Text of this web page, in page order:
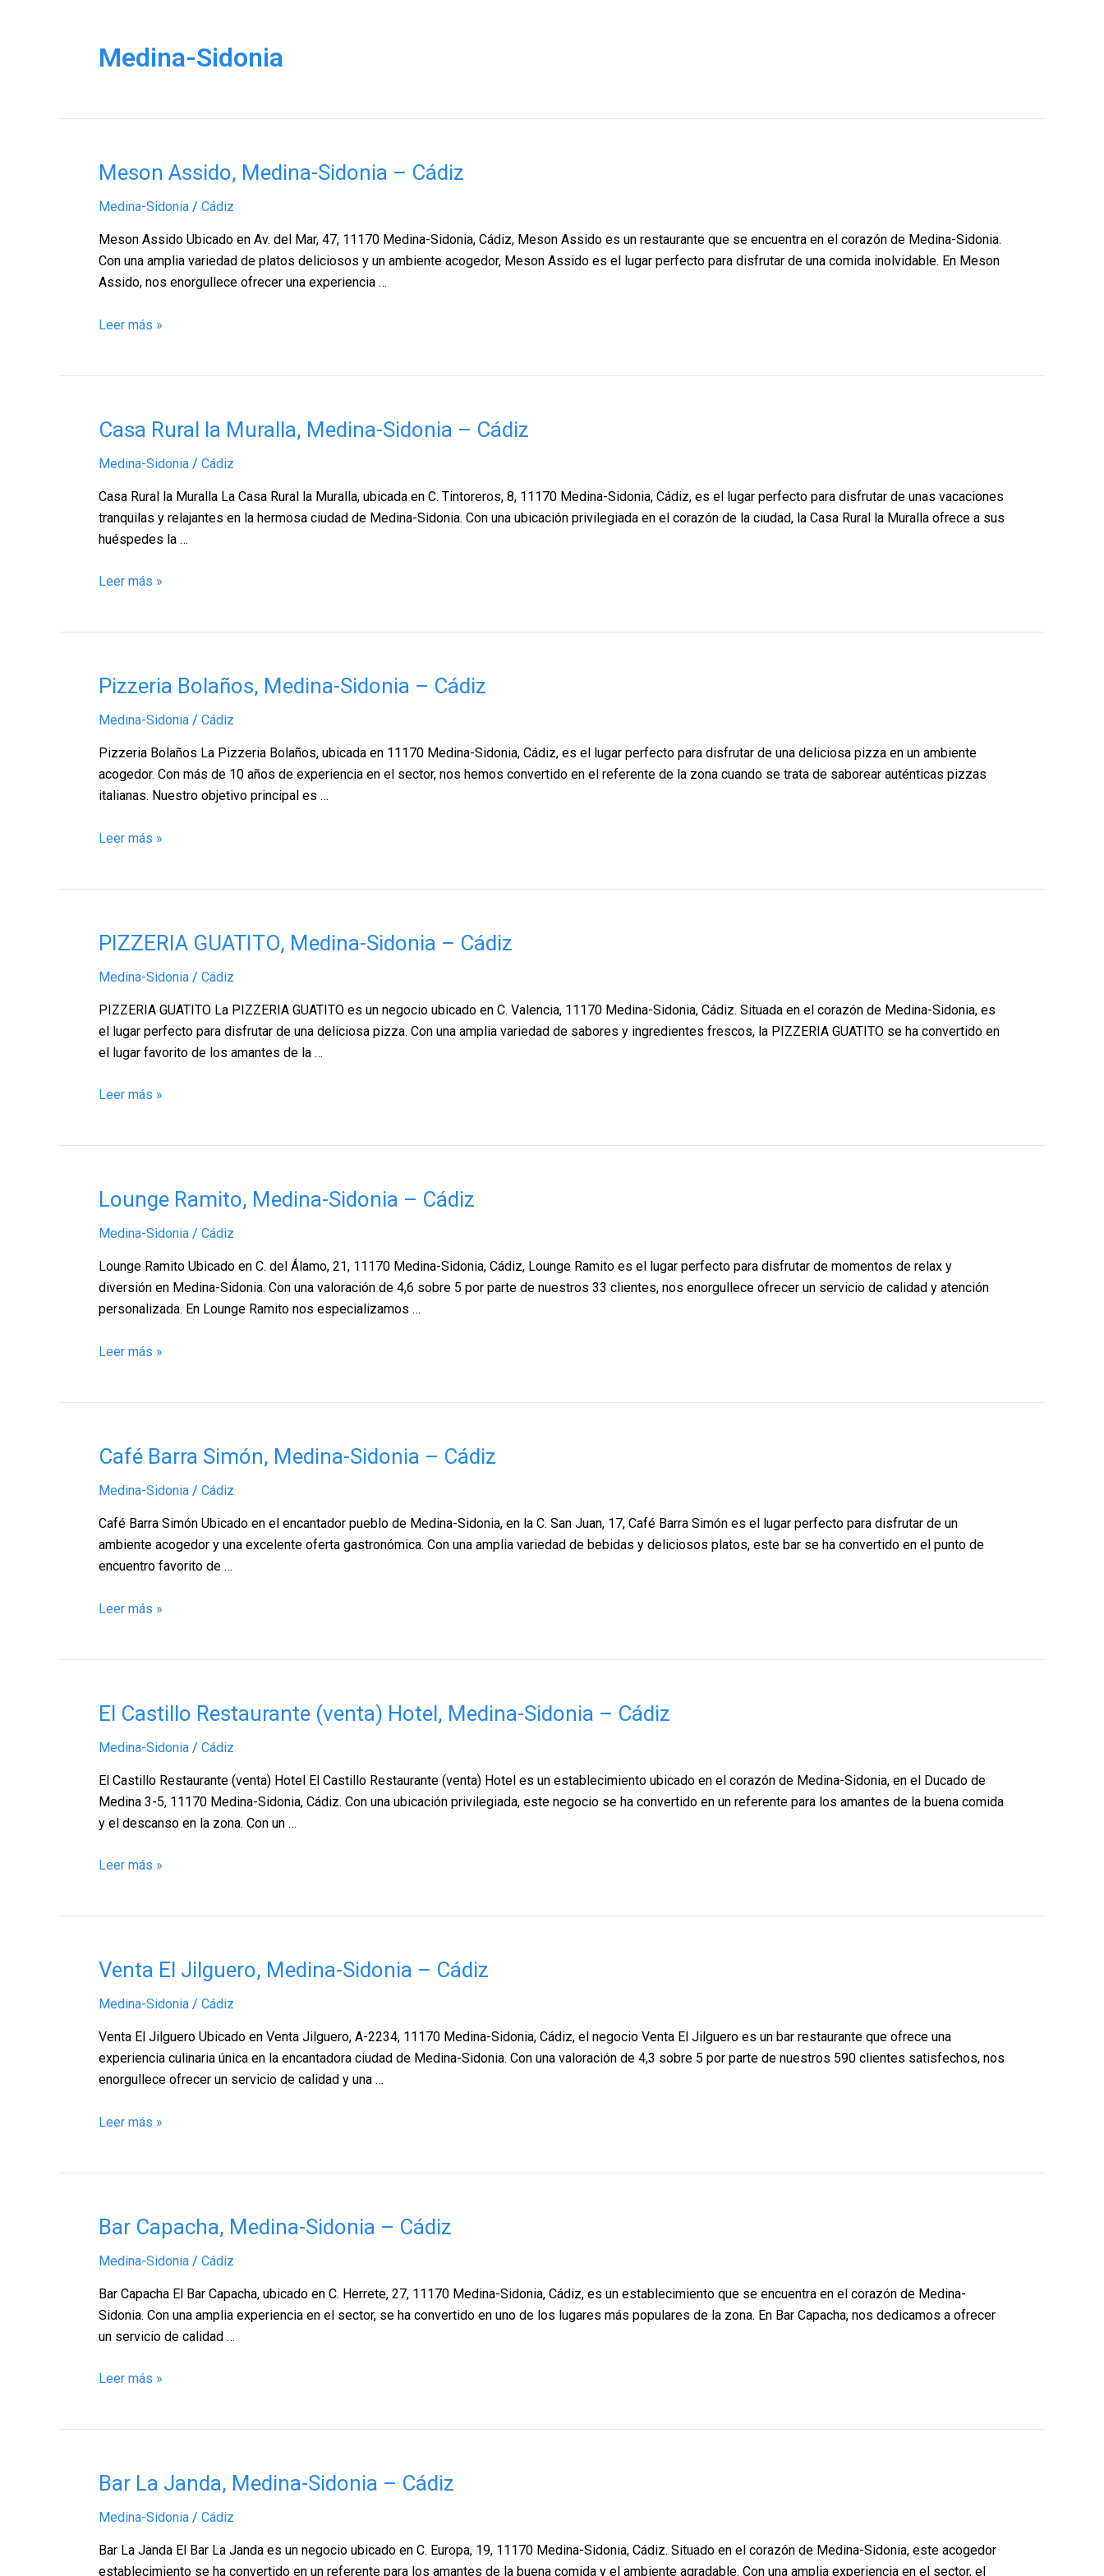
Medina-Sidonia
Meson Assido, Medina-Sidonia – Cádiz
Medina-Sidonia / Cádiz
Meson Assido Ubicado en Av. del Mar, 47, 11170 Medina-Sidonia, Cádiz, Meson Assido es un restaurante que se encuentra en el corazón de Medina-Sidonia.
Con una amplia variedad de platos deliciosos y un ambiente acogedor, Meson Assido es el lugar perfecto para disfrutar de una comida inolvidable. En Meson
Assido, nos enorgullece ofrecer una experiencia …
Meson
Medina-
Sidonia
–
Cádiz
Leer más »
Casa Rural la Muralla, Medina-Sidonia – Cádiz
Medina-Sidonia / Cádiz
Casa Rural la Muralla La Casa Rural la Muralla, ubicada en C. Tintoreros, 8, 11170 Medina-Sidonia, Cádiz, es el lugar perfecto para disfrutar de unas vacaciones
tranquilas y relajantes en la hermosa ciudad de Medina-Sidonia. Con una ubicación privilegiada en el corazón de la ciudad, la Casa Rural la Muralla ofrece a sus
huéspedes la …
Casa
la
Muralla,
Medina-
Sidonia
Cádiz
Leer más »
Pizzeria Bolaños, Medina-Sidonia – Cádiz
Medina-Sidonia / Cádiz
Pizzeria Bolaños La Pizzeria Bolaños, ubicada en 11170 Medina-Sidonia, Cádiz, es el lugar perfecto para disfrutar de una deliciosa pizza en un ambiente
acogedor. Con más de 10 años de experiencia en el sector, nos hemos convertido en el referente de la zona cuando se trata de saborear auténticas pizzas
italianas. Nuestro objetivo principal es …
Pizzeria
Medina-
Sidonia
Cádiz
Leer más »
PIZZERIA GUATITO, Medina-Sidonia – Cádiz
Medina-Sidonia / Cádiz
PIZZERIA GUATITO La PIZZERIA GUATITO es un negocio ubicado en C. Valencia, 11170 Medina-Sidonia, Cádiz. Situada en el corazón de Medina-Sidonia, es
el lugar perfecto para disfrutar de una deliciosa pizza. Con una amplia variedad de sabores y ingredientes frescos, la PIZZERIA GUATITO se ha convertido en
el lugar favorito de los amantes de la …
PIZZERIA
Medina-
Sidonia
Cádiz
Leer más »
Lounge Ramito, Medina-Sidonia – Cádiz
Medina-Sidonia / Cádiz
Lounge Ramito Ubicado en C. del Álamo, 21, 11170 Medina-Sidonia, Cádiz, Lounge Ramito es el lugar perfecto para disfrutar de momentos de relax y
diversión en Medina-Sidonia. Con una valoración de 4,6 sobre 5 por parte de nuestros 33 clientes, nos enorgullece ofrecer un servicio de calidad y atención
personalizada. En Lounge Ramito nos especializamos …
Lounge
Medina-
Sidonia
–
Leer más »
Café Barra Simón, Medina-Sidonia – Cádiz
Medina-Sidonia / Cádiz
Café Barra Simón Ubicado en el encantador pueblo de Medina-Sidonia, en la C. San Juan, 17, Café Barra Simón es el lugar perfecto para disfrutar de un
ambiente acogedor y una excelente oferta gastronómica. Con una amplia variedad de bebidas y deliciosos platos, este bar se ha convertido en el punto de
encuentro favorito de …
Café
Simón,
Medina-
Sidonia
Leer más »
El Castillo Restaurante (venta) Hotel, Medina-Sidonia – Cádiz
Medina-Sidonia / Cádiz
El Castillo Restaurante (venta) Hotel El Castillo Restaurante (venta) Hotel es un establecimiento ubicado en el corazón de Medina-Sidonia, en el Ducado de
Medina 3-5, 11170 Medina-Sidonia, Cádiz. Con una ubicación privilegiada, este negocio se ha convertido en un referente para los amantes de la buena comida
y el descanso en la zona. Con un …
El
Restaurante
(venta)
Hotel,
Medina-
–Leer más »
Venta El Jilguero, Medina-Sidonia – Cádiz
Medina-Sidonia / Cádiz
Venta El Jilguero Ubicado en Venta Jilguero, A-2234, 11170 Medina-Sidonia, Cádiz, el negocio Venta El Jilguero es un bar restaurante que ofrece una
experiencia culinaria única en la encantadora ciudad de Medina-Sidonia. Con una valoración de 4,3 sobre 5 por parte de nuestros 590 clientes satisfechos, nos
enorgullece ofrecer un servicio de calidad y una …
Venta
Jilguero,
Medina-
Sidonia
Leer más »
Bar Capacha, Medina-Sidonia – Cádiz
Medina-Sidonia / Cádiz
Bar Capacha El Bar Capacha, ubicado en C. Herrete, 27, 11170 Medina-Sidonia, Cádiz, es un establecimiento que se encuentra en el corazón de Medina-
Sidonia. Con una amplia experiencia en el sector, se ha convertido en uno de los lugares más populares de la zona. En Bar Capacha, nos dedicamos a ofrecer
un servicio de calidad …
Bar
Medina-
Sidonia
–
Leer más »
Bar La Janda, Medina-Sidonia – Cádiz
Medina-Sidonia / Cádiz
Bar La Janda El Bar La Janda es un negocio ubicado en C. Europa, 19, 11170 Medina-Sidonia, Cádiz. Situado en el corazón de Medina-Sidonia, este acogedor
establecimiento se ha convertido en un referente para los amantes de la buena comida y el ambiente agradable. Con una amplia experiencia en el sector, el
Bar
Janda,
Medina-
Sidonia